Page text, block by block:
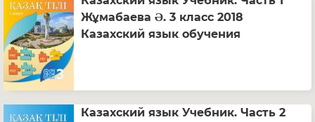
Жұмабаева Ә. 3 класс 2018
Казахский язык обучения
Казахский язык Учебник. Часть 2